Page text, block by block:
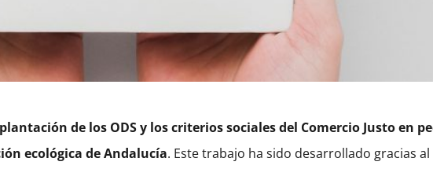
de los ODS y los criterios sociales del Comercio Justo en
ecológica de Andalucía. Este trabajo ha sido desarrollado gracias al